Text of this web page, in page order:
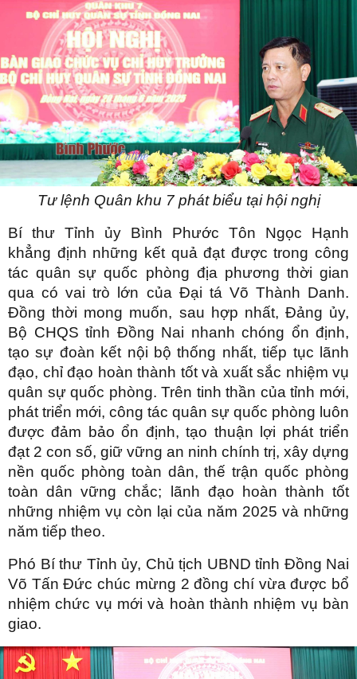
Tư lệnh Quân khu 7 phát biểu tại hội nghị
Bí thư Tỉnh ủy Bình Phước Tôn Ngọc Hạnh
khẳng định những kết quả đạt được trong công
tác quân sự quốc phòng địa phương thời gian
qua có vai trò lớn của Đại tá Võ Thành Danh.
Đồng thời mong muốn, sau hợp nhất, Đảng ủy,
Bộ CHQS tỉnh Đồng Nai nhanh chóng ổn định,
tạo sự đoàn kết nội bộ thống nhất, tiếp tục lãnh
đạo, chỉ đạo hoàn thành tốt và xuất sắc nhiệm vụ
quân sự quốc phòng. Trên tinh thần của tỉnh mới,
phát triển mới, công tác quân sự quốc phòng luôn
được đảm bảo ổn định, tạo thuận lợi phát triển
đạt 2 con số, giữ vững an ninh chính trị, xây dựng
nền quốc phòng toàn dân, thế trận quốc phòng
toàn dân vững chắc; lãnh đạo hoàn thành tốt
những nhiệm vụ còn lại của năm 2025 và những
năm tiếp theo.
Phó Bí thư Tỉnh ủy, Chủ tịch UBND tỉnh Đồng Nai
Võ Tấn Đức chúc mừng 2 đồng chí vừa được bổ
nhiệm chức vụ mới và hoàn thành nhiệm vụ bàn
giao.